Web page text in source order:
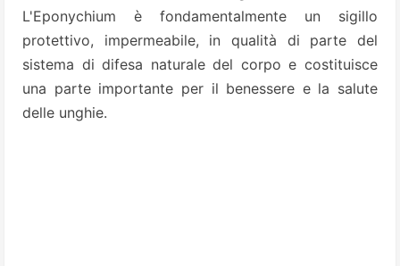
L'Eponychium è fondamentalmente un sigillo
protettivo, impermeabile, in qualità di parte del
sistema di difesa naturale del corpo e costituisce
una parte importante per il benessere e la salute
delle unghie.